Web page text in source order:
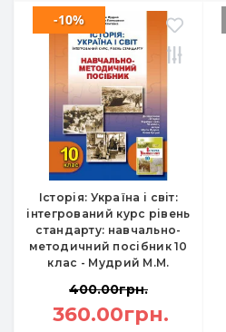
Історія: Україна і світ:
інтегрований курс рівень
стандарту: навчально-
методичний посібник 10
клас - Мудрий М.М.
-10%
400.00грн.
360.00грн.